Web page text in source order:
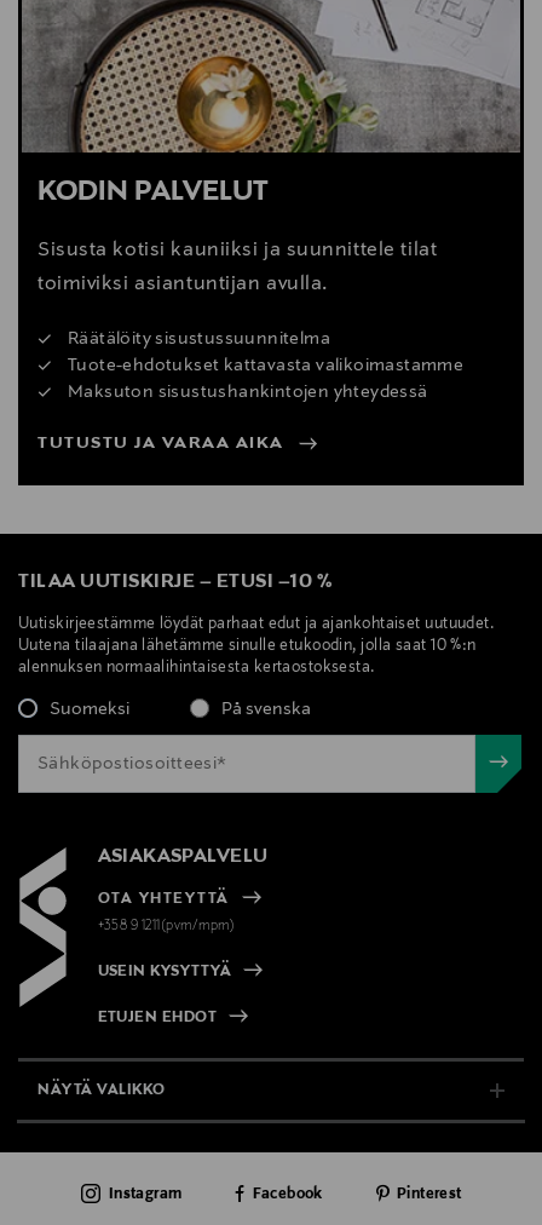
KODIN PALVELUT
Sisusta kotisi kauniiksi ja suunnittele tilat
toimiviksi asiantuntijan avulla.
Räätälöity sisustussuunnitelma
Tuote-ehdotukset kattavasta valikoimastamme
Maksuton sisustushankintojen yhteydessä
TUTUSTU JA VARAA AIKA
TILAA UUTISKIRJE – ETUSI –10 %
Uutiskirjeestämme löydät parhaat edut ja ajankohtaiset uutuudet.
Uutena tilaajana lähetämme sinulle etukoodin, jolla saat 10 %:n
alennuksen normaalihintaisesta kertaostoksesta.
Suomeksi På svenska
ASIAKASPALVELU
OTA YHTEYTTÄ
+358 9 1211(pvm/mpm)
USEIN KYSYTTYÄ
ETUJEN EHDOT
NÄYTÄ VALIKKO
AJANKOHTAISTA
Instagram Facebook Pinterest